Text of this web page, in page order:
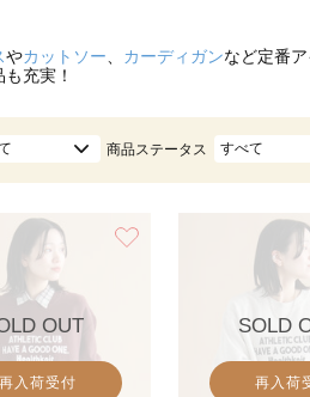
やカットソー カーディガンなど定番
充実！
商品ステータス すべて
OUT
再入荷受付
SOLD
再入荷